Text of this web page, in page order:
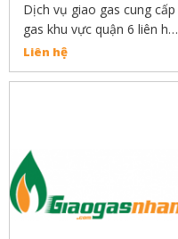
Dịch vụ giao gas cung cấp
gas khu vực quận 6 liên hệ:
0889132919
Liên hệ